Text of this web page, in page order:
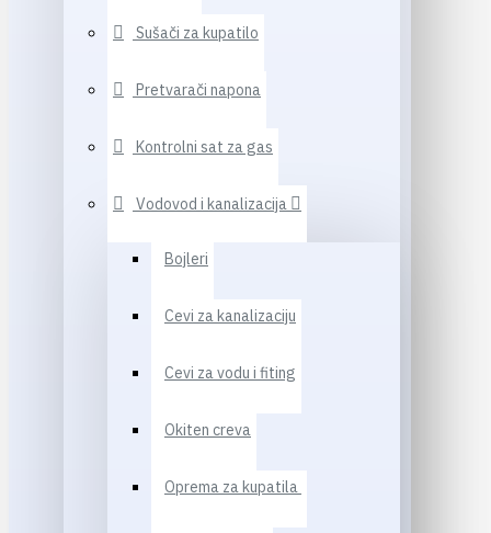
Sušači za kupatilo
Pretvarači napona
Kontrolni sat za gas
Vodovod i kanalizacija
Bojleri
Cevi za kanalizaciju
Cevi za vodu i fiting
Okiten creva
Oprema za kupatila